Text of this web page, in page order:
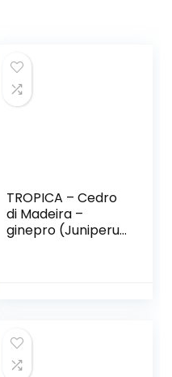
TROPICA – Cedro
di Madeira –
ginepro (Juniperus